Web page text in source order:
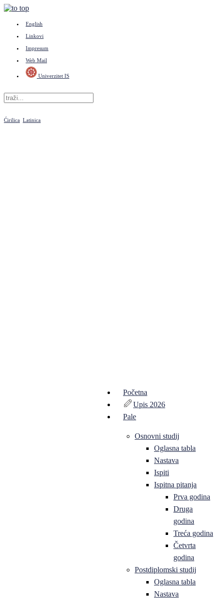
English
Linkovi
Impresum
Web Mail
Univerzitet IS
Ćirilica Latinica
Početna
Upis 2026
Pale
Osnovni studij
Oglasna tabla
Nastava
Ispiti
Ispitna pitanja
Prva godina
Druga
godina
Treća godina
Četvrta
godina
Postdiplomski studij
Oglasna tabla
Nastava